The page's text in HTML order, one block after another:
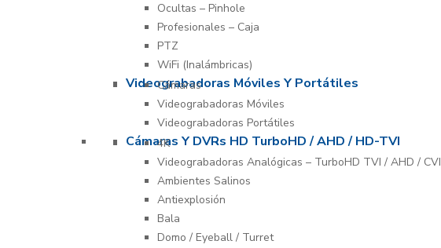
Ocultas – Pinhole
Profesionales – Caja
PTZ
WiFi (Inalámbricas)
Videograbadoras Móviles Y Portátiles
Cámaras
Videograbadoras Móviles
Videograbadoras Portátiles
Cámaras Y DVRs HD TurboHD / AHD / HD-TVI
4K
Videograbadoras Analógicas – TurboHD TVI / AHD / CVI
Ambientes Salinos
Antiexplosión
Bala
Domo / Eyeball / Turret